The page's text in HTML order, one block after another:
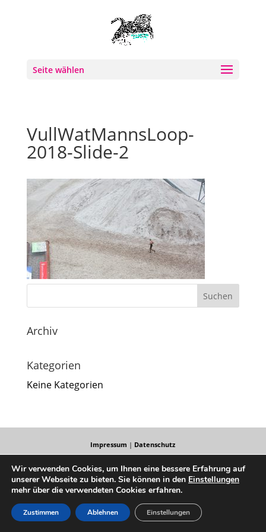
Seite wählen
VullWatMannsLoop-
2018-Slide-2
Archiv
Kategorien
Keine Kategorien
Impressum | Datenschutz
Wir verwenden Cookies, um Ihnen eine bessere Erfahrung auf
unserer Webseite zu bieten. Sie können in den Einstellungen
mehr über die verwendeten Cookies erfahren.
Zustimmen Ablehnen Einstellungen